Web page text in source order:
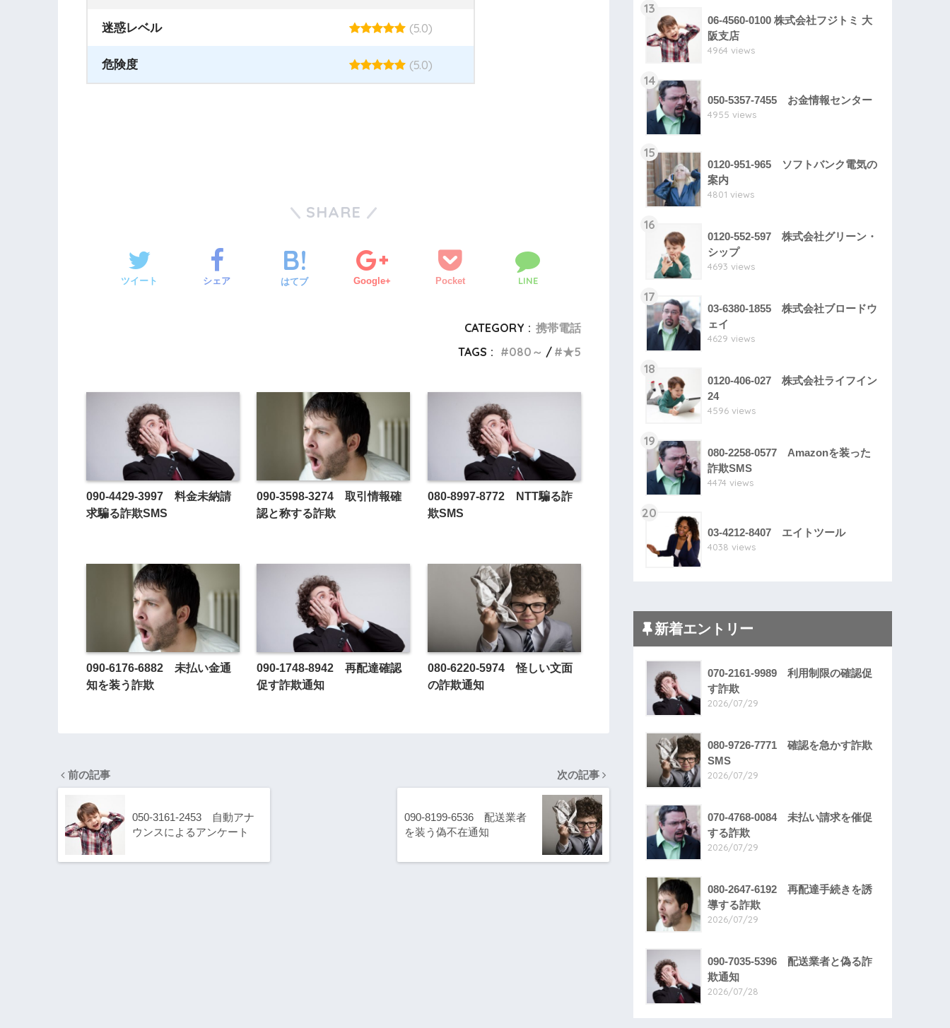
迷惑レベル (5.0)
危険度 (5.0)
SHARE
ツイート シェア はてブ Google+ Pocket LINE
CATEGORY : 携帯電話
TAGS :
080～ ★5
090-4429-3997 料金未納請
求騙る詐欺SMS
090-3598-3274 取引情報確
認と称する詐欺
080-8997-8772 NTT騙る詐
欺SMS
090-6176-6882 未払い金通
知を装う詐欺
090-1748-8942 再配達確認
促す詐欺通知
080-6220-5974 怪しい文面
の詐欺通知
前の記事
050-3161-2453 自動アナ
ウンスによるアンケート
次の記事
090-8199-6536 配送業者
を装う偽不在通知
13
06-4560-0100 株式会社フジトミ 大
阪支店
4964 views
14
050-5357-7455 お金情報センター
4955 views
15
0120-951-965 ソフトバンク電気の
案内
4801 views
16
0120-552-597 株式会社グリーン・
シップ
4693 views
17
03-6380-1855 株式会社ブロードウ
ェイ
4629 views
18
0120-406-027 株式会社ライフイン
24
4596 views
19
080-2258-0577 Amazonを装った
詐欺SMS
4474 views
20
03-4212-8407 エイトツール
4038 views
新着エントリー
070-2161-9989 利用制限の確認促
す詐欺
2026/07/29
080-9726-7771 確認を急かす詐欺
SMS
2026/07/29
070-4768-0084 未払い請求を催促
する詐欺
2026/07/29
080-2647-6192 再配達手続きを誘
導する詐欺
2026/07/29
090-7035-5396 配送業者と偽る詐
欺通知
2026/07/28